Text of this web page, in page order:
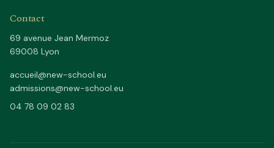
Contact
69 avenue Jean Mermoz
69008 Lyon
accueil@new-school.eu
admissions@new-school.eu
04 78 09 02 83